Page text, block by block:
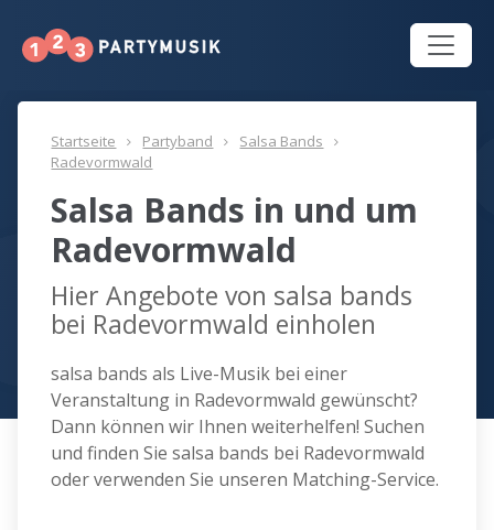
Startseite Partyband
Salsa Bands
Radevormwald
Salsa Bands in und um
Radevormwald
Hier Angebote von salsa bands
bei Radevormwald einholen
salsa bands als Live-Musik bei einer
Veranstaltung in Radevormwald gewünscht?
Dann können wir Ihnen weiterhelfen! Suchen
und finden Sie salsa bands bei Radevormwald
oder verwenden Sie unseren Matching-Service.